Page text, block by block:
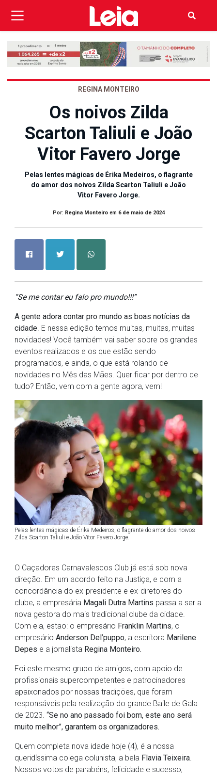
REGINA MONTEIRO
Os noivos Zilda
Scarton Taliuli e João
Vitor Favero Jorge
Pelas lentes mágicas de Érika Medeiros, o flagrante
do amor dos noivos Zilda Scarton Taliuli e João
Vitor Favero Jorge.
Por: Regina Monteiroem 6 de maio de 2024
“Se me contar eu falo pro mundo!!!”
A gente adora contar pro mundo as boas notícias da
cidade . E nessa edição temos muitas, muitas, muitas
novidades! Você também vai saber sobre os grandes
eventos realizados e os que estão sendo
programados, e ainda, o que está rolando de
novidades no Mês das Mães. Quer ficar por dentro de
tudo? Então, vem com a gente agora, vem!
Pelas lentes mágicas de Érika Medeiros, o flagrante do amor dos noivos
Zilda Scarton Taliuli e João Vitor Favero Jorge.
O Caçadores Carnavalescos Club já está sob nova
direção. Em um acordo feito na Justiça, e com a
concordância do ex-presidente e ex-diretores do
clube, a empresária Magali Dutra Martins passa a ser a
nova gestora do mais tradicional clube da cidade.
Com ela, estão: o empresário Franklin Martins, o
empresário Anderson Del’puppo, a escritora Marilene
Depes e a jornalista Regina Monteiro.
Foi este mesmo grupo de amigos, com apoio de
profissionais supercompetentes e patrocinadores
apaixonados por nossas tradições, que foram
responsáveis pela realização do grande Baile de Gala
de 2023. “Se no ano passado foi bom, este ano será
muito melhor”, garantem os organizadores.
Quem completa nova idade hoje (4), é a nossa
queridíssima colega colunista, a bela Flavia Teixeira.
Nossos votos de parabéns, felicidade e sucesso,